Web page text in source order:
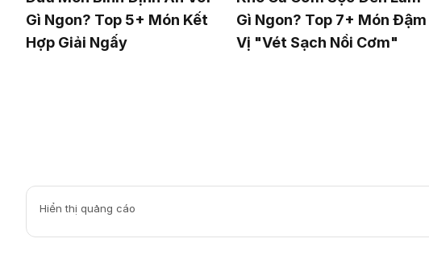
Gì Ngon? Top 5+ Món Kết
Hợp Giải Ngấy
Gì Ngon? Top 7+ Món Đậm
Vị "Vét Sạch Nồi Cơm"
Hiển thị quảng cáo